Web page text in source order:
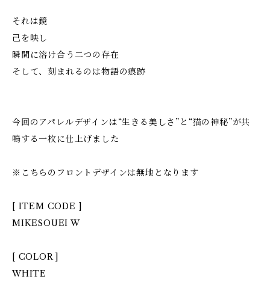
それは鏡
己を映し
瞬間に溶け合う二つの存在
そして、刻まれるのは物語の痕跡
今回のアパレルデザインは“生きる美しさ”と“猫の神秘”が共
鳴する一枚に仕上げました
※こちらのフロントデザインは無地となります
[ ITEM CODE ]
MIKESOUEI W
[ COLOR ]
WHITE